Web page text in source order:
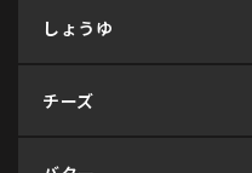
しょうゆ
チーズ